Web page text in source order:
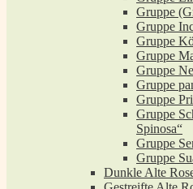
Gruppe
Gruppe
Gruppe
Gruppe
Gruppe
Gruppe
Gruppe
Gruppe
Spinosa“
Gruppe
Gruppe
Dunkle Alte